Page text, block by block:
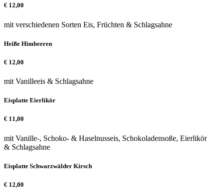
€ 12,00
mit verschiedenen Sorten Eis, Früchten & Schlagsahne
Heiße Himbeeren
€ 12,00
mit Vanilleeis & Schlagsahne
Eisplatte Eierlikör
€ 11,00
mit Vanille-, Schoko- & Haselnusseis, Schokoladensoße, Eierlikör
& Schlagsahne
Eisplatte Schwarzwälder Kirsch
€ 12,00